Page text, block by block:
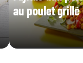
au poulet grillé